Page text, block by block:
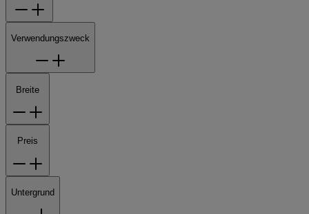
Verwendungszweck
Breite
Preis
Untergrund